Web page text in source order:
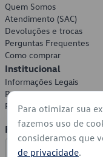
Quem Somos
Atendimento (SAC)
Devoluções e trocas
Perguntas Frequentes
Como comprar
Institucional
Informações Legais
Política de Privacidade
Política de Cookies
Formas de
Para otimizar sua
fazemos uso de
consideramos que
de privacidade.